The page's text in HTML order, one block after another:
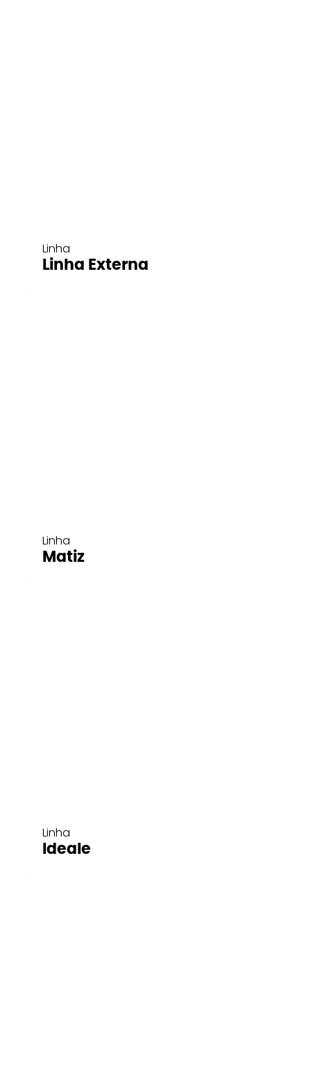
Linha
Linha Externa
Linha
Matiz
Linha
Ideale